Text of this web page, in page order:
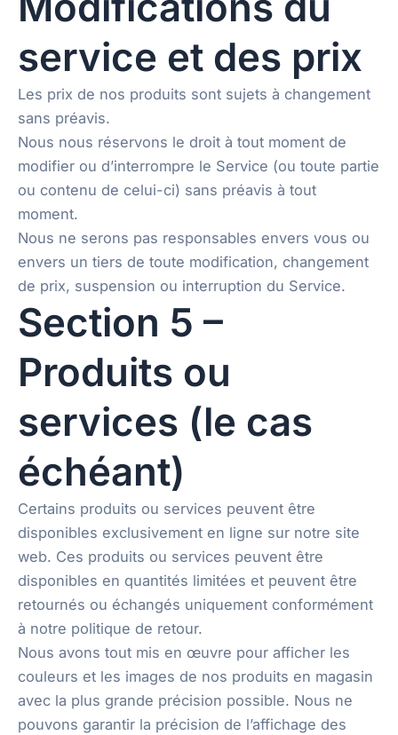
service et des prix
Les prix de nos produits sont sujets à changement
sans préavis.
Nous nous réservons le droit à tout moment de
modifier ou d’interrompre le Service (ou toute partie
ou contenu de celui-ci) sans préavis à tout
moment.
Nous ne serons pas responsables envers vous ou
envers un tiers de toute modification, changement
de prix, suspension ou interruption du Service.
Section 5 –
Produits ou
services (le cas
échéant)
Certains produits ou services peuvent être
disponibles exclusivement en ligne sur notre site
web. Ces produits ou services peuvent être
disponibles en quantités limitées et peuvent être
retournés ou échangés uniquement conformément
à notre politique de retour.
Nous avons tout mis en œuvre pour afficher les
couleurs et les images de nos produits en magasin
avec la plus grande précision possible. Nous ne
pouvons garantir la précision de l’affichage des